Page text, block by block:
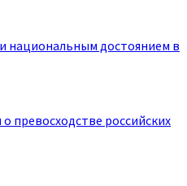
национальным достоянием в